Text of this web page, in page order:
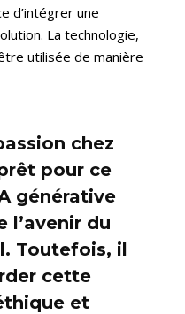
d’intégrer une
La technologie,
utilisée de manière
chez
pour ce
générative
l’avenir du
Toutefois, il
cette
et